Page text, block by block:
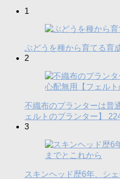
1
ぶどうを種から育てる育
2
不織布のプランターは普
ェルトのプランター】
3
スキンヘッド歴6年、シ